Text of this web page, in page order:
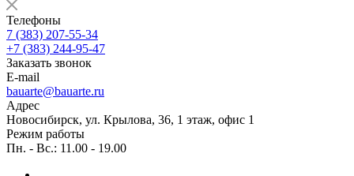
Телефоны
7 (383) 207-55-34
+7 (383) 244-95-47
Заказать звонок
E-mail
bauarte@bauarte.ru
Адрес
Новосибирск, ул. Крылова, 36, 1 этаж, офис 1
Режим работы
Пн. - Вс.: 11.00 - 19.00